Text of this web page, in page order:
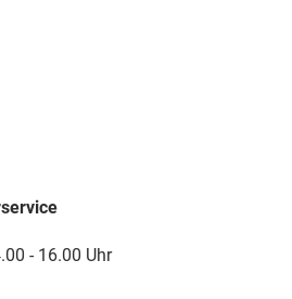
- 16.00 Uhr